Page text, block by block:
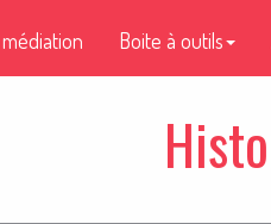
Boite à outils